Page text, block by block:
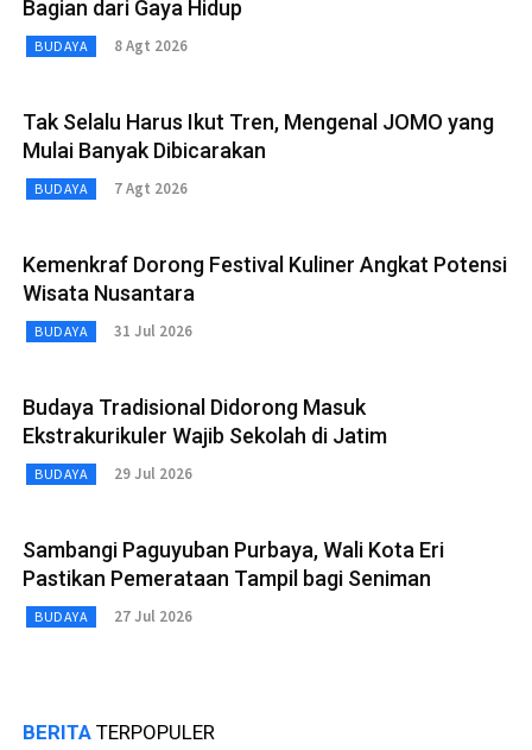
Bagian dari Gaya Hidup
BUDAYA 8 Agt 2026
Tak Selalu Harus Ikut Tren, Mengenal JOMO yang
Mulai Banyak Dibicarakan
BUDAYA 7 Agt 2026
Kemenkraf Dorong Festival Kuliner Angkat Potensi
Wisata Nusantara
BUDAYA 31 Jul 2026
Budaya Tradisional Didorong Masuk
Ekstrakurikuler Wajib Sekolah di Jatim
BUDAYA 29 Jul 2026
Sambangi Paguyuban Purbaya, Wali Kota Eri
Pastikan Pemerataan Tampil bagi Seniman
BUDAYA 27 Jul 2026
BERITA TERPOPULER